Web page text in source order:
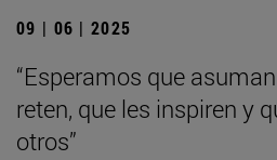
09 | 06 | 2025
“Esperamos que
reten, que les inspiren y
otros”